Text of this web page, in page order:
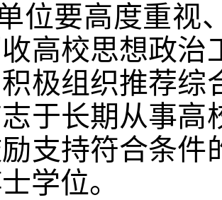
位要高度重视
高校思想政治
极组织推荐综
于长期从事高
支持符合条件
学位。